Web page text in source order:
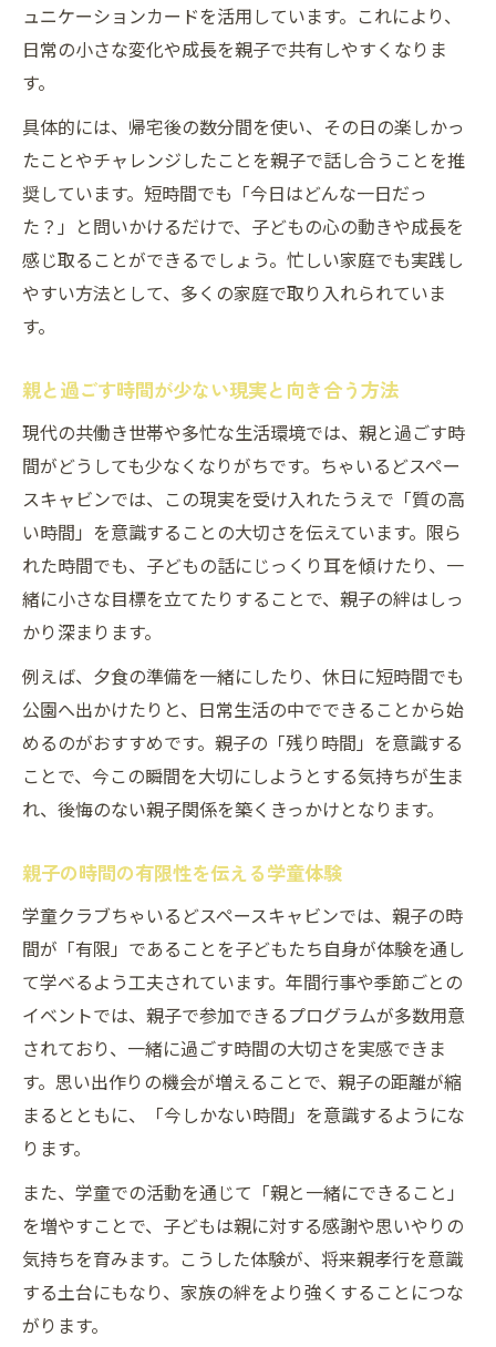
ュニケーションカードを活用しています。これにより、
日常の小さな変化や成長を親子で共有しやすくなりま
す。
具体的には、帰宅後の数分間を使い、その日の楽しかっ
たことやチャレンジしたことを親子で話し合うことを推
奨しています。短時間でも「今日はどんな一日だっ
た？」と問いかけるだけで、子どもの心の動きや成長を
感じ取ることができるでしょう。忙しい家庭でも実践し
やすい方法として、多くの家庭で取り入れられていま
す。
親と過ごす時間が少ない現実と向き合う方法
現代の共働き世帯や多忙な生活環境では、親と過ごす時
間がどうしても少なくなりがちです。ちゃいるどスペー
スキャビンでは、この現実を受け入れたうえで「質の高
い時間」を意識することの大切さを伝えています。限ら
れた時間でも、子どもの話にじっくり耳を傾けたり、一
緒に小さな目標を立てたりすることで、親子の絆はしっ
かり深まります。
例えば、夕食の準備を一緒にしたり、休日に短時間でも
公園へ出かけたりと、日常生活の中でできることから始
めるのがおすすめです。親子の「残り時間」を意識する
ことで、今この瞬間を大切にしようとする気持ちが生ま
れ、後悔のない親子関係を築くきっかけとなります。
親子の時間の有限性を伝える学童体験
学童クラブちゃいるどスペースキャビンでは、親子の時
間が「有限」であることを子どもたち自身が体験を通し
て学べるよう工夫されています。年間行事や季節ごとの
イベントでは、親子で参加できるプログラムが多数用意
されており、一緒に過ごす時間の大切さを実感できま
す。思い出作りの機会が増えることで、親子の距離が縮
まるとともに、「今しかない時間」を意識するようにな
ります。
また、学童での活動を通じて「親と一緒にできること」
を増やすことで、子どもは親に対する感謝や思いやりの
気持ちを育みます。こうした体験が、将来親孝行を意識
する土台にもなり、家族の絆をより強くすることにつな
がります。